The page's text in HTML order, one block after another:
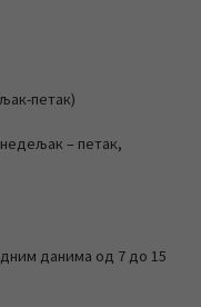
петак)
– петак,
данима од 7 до 15